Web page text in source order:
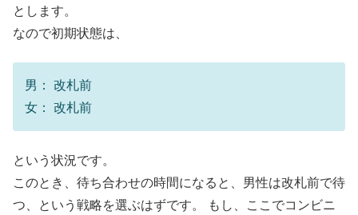
とします。
なので初期状態は、
男： 改札前
女： 改札前
という状況です。
このとき、待ち合わせの時間になると、男性は改札前で待
つ、という戦略を選ぶはずです。 もし、ここでコンビニ